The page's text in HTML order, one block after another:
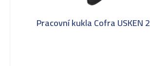
Pracovní kukla Cofra USKEN